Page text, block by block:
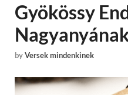
Gyökössy
byVersek mindenkinek